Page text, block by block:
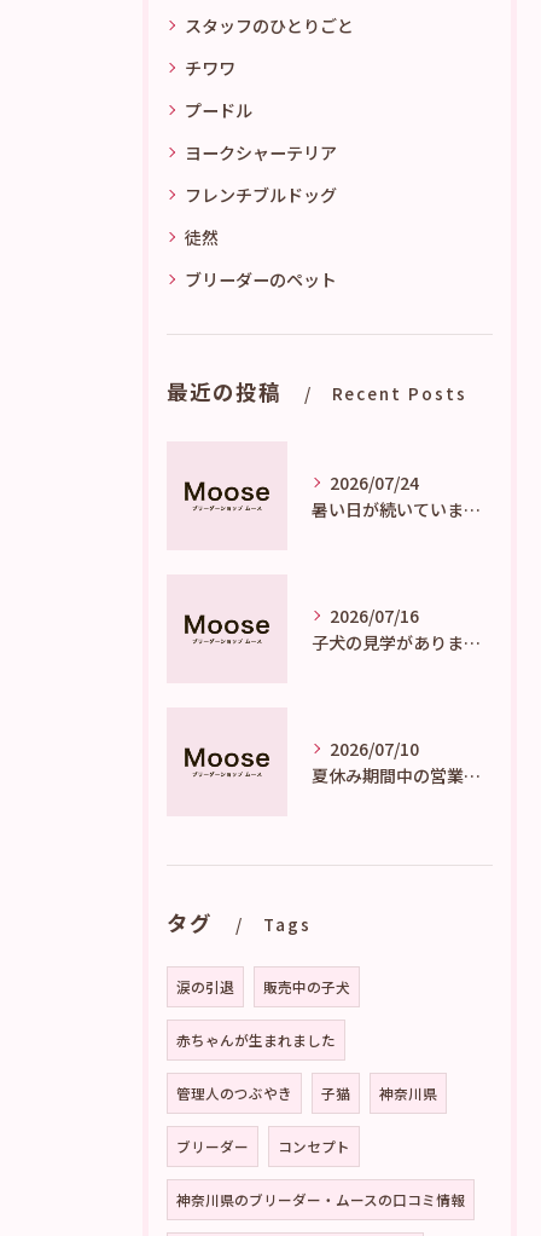
スタッフのひとりごと
チワワ
プードル
ヨークシャーテリア
フレンチブルドッグ
徒然
ブリーダーのペット
最近の投稿 Recent Posts
2026/07/24
暑い日が続いています。
2026/07/16
子犬の見学がありました。
2026/07/10
夏休み期間中の営業のご案内
タグ Tags
涙の引退 販売中の子犬
赤ちゃんが生まれました
管理人のつぶやき 子猫 神奈川県
ブリーダー コンセプト
神奈川県のブリーダー・ムースの口コミ情報